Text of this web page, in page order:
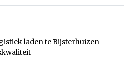
laden te Bijsterhuizen